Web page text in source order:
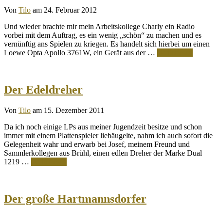
Von Tilo am 24. Februar 2012
Und wieder brachte mir mein Arbeitskollege Charly ein Radio
vorbei mit dem Auftrag, es ein wenig „schön“ zu machen und es
vernünftig ans Spielen zu kriegen. Es handelt sich hierbei um einen
Loewe Opta Apollo 3761W, ein Gerät aus der …
Der Edeldreher
Von Tilo am 15. Dezember 2011
Da ich noch einige LPs aus meiner Jugendzeit besitze und schon
immer mit einem Plattenspieler liebäugelte, nahm ich auch sofort die
Gelegenheit wahr und erwarb bei Josef, meinem Freund und
Sammlerkollegen aus Brühl, einen edlen Dreher der Marke Dual
1219 …
Der große Hartmannsdorfer